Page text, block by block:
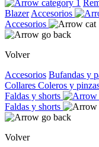
Blazer Accesorios
Accesorios
Volver
Accesorios Bufandas y
Collares Coleros y
Faldas y shorts
Faldas y shorts
Volver